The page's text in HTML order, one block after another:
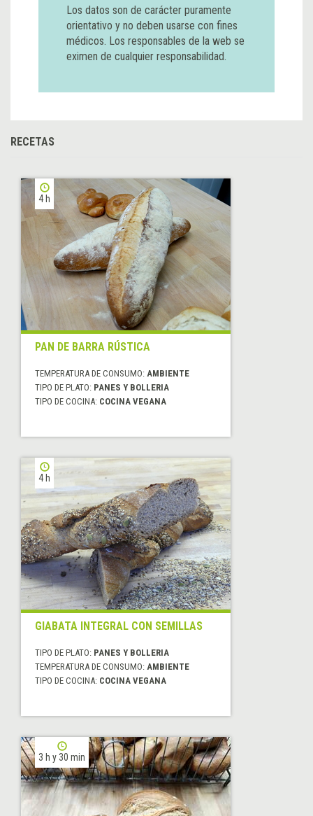
Los datos son de carácter puramente
orientativo y no deben usarse con fines
médicos. Los responsables de la web se
eximen de cualquier responsabilidad.
RECETAS
4 h
PAN DE BARRA RÚSTICA
TEMPERATURA DE CONSUMO: AMBIENTE
TIPO DE PLATO: PANES Y BOLLERIA
TIPO DE COCINA: COCINA VEGANA
4 h
GIABATA INTEGRAL CON SEMILLAS
TIPO DE PLATO: PANES Y BOLLERIA
TEMPERATURA DE CONSUMO: AMBIENTE
TIPO DE COCINA: COCINA VEGANA
3 h y 30 min